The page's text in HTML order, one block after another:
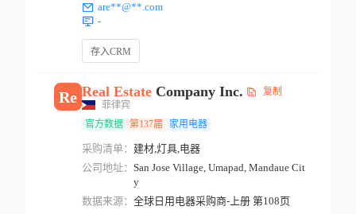
are**@**.com
-
存入CRM
Re Real EstateCompany Inc.
复制
菲律宾
官方数据 第137届 家用电器
采购清单： 建材,灯具,电器
公司地址： San Jose Village, Umapad, Mandaue Cit
y
数据来源： 全球日用电器采购商-上册 第108页